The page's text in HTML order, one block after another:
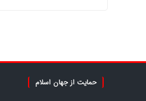
حمایت از جهان اسلام